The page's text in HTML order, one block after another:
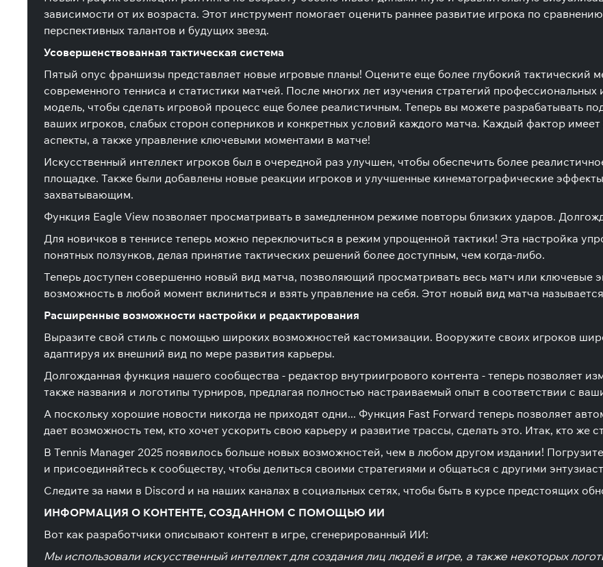
зависимости от их возраста. Этот инструмент помогает оценить раннее развитие игрока по
перспективных талантов и будущих звезд.
Усовершенствованная тактическая система
Пятый опус франшизы представляет новые игровые планы! Оцените еще более глубокий тактический
современного тенниса и статистики матчей. После многих лет изучения стратегий
модель, чтобы сделать игровой процесс еще более реалистичным. Теперь вы можете разрабатывать
ваших игроков, слабых сторон соперников и конкретных условий каждого матча. Каждый фактор
аспекты, а также управление ключевыми моментами в матче!
Искусственный интеллект игроков был в очередной раз улучшен, чтобы обеспечить более
площадке. Также были добавлены новые реакции игроков и улучшенные кинематографические
захватывающим.
Функция Eagle View позволяет просматривать в замедленном режиме повторы близких ударов.
Для новичков в теннисе теперь можно переключиться в режим упрощенной тактики! Эта настройка
понятных ползунков, делая принятие тактических решений более доступным, чем когда-либо.
Теперь доступен совершенно новый вид матча, позволяющий просматривать весь матч или ключевые
возможность в любой момент вклиниться и взять управление на себя. Этот новый вид матча
Расширенные возможности настройки и редактирования
Выразите свой стиль с помощью широких возможностей кастомизации. Вооружите своих игроков
адаптируя их внешний вид по мере развития карьеры.
Долгожданная функция нашего сообщества - редактор внутриигрового контента - теперь позволяет
также названия и логотипы турниров, предлагая полностью настраиваемый опыт в соответствии с
А поскольку хорошие новости никогда не приходят одни... Функция Fast Forward теперь позволяет
дает возможность тем, кто хочет ускорить свою карьеру и развитие трассы, сделать это. Итак, кто же
В Tennis Manager 2025 появилось больше новых возможностей, чем в любом другом издании!
и присоединяйтесь к сообществу, чтобы делиться своими стратегиями и общаться с другими
Следите за нами в Discord и на наших каналах в социальных сетях, чтобы быть в курсе предстоящих
ИНФОРМАЦИЯ О КОНТЕНТЕ, СОЗДАННОМ С ПОМОЩЬЮ ИИ
Вот как разработчики описывают контент в игре, сгенерированный ИИ:
Мы использовали искусственный интеллект для создания лиц людей в игре, а также некоторых